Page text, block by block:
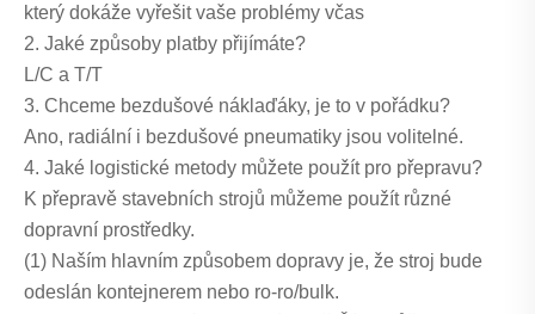
který dokáže vyřešit vaše problémy včas
2. Jaké způsoby platby přijímáte?
L/C a T/T
3. Chceme bezdušové náklaďáky, je to v pořádku?
Ano, radiální i bezdušové pneumatiky jsou volitelné.
4. Jaké logistické metody můžete použít pro přepravu?
K přepravě stavebních strojů můžeme použít různé
dopravní prostředky.
(1) Naším hlavním způsobem dopravy je, že stroj bude
odeslán kontejnerem nebo ro-ro/bulk.